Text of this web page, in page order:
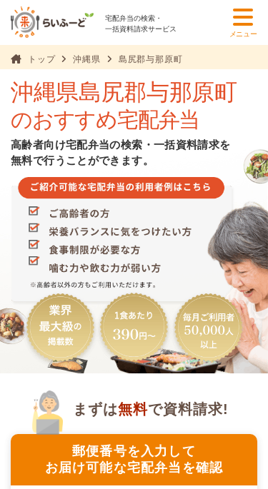
宅配弁当の検索・
一括資料請求サービス
メニュー
トップ 沖縄県 島尻郡与那原町
沖縄県島尻郡与那原町
のおすすめ宅配弁当
高齢者向け宅配弁当の検索・一括資料請求を
無料で行うことができます。
郵便番号を入力して
お届け可能な宅配弁当を確認
まずは無料で資料請求!